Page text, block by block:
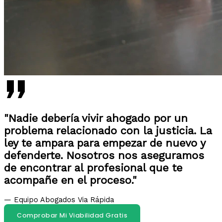
"Nadie debería vivir ahogado por un
problema relacionado con la justicia. La
ley te ampara para empezar de nuevo y
defenderte. Nosotros nos aseguramos
de encontrar al profesional que te
acompañe en el proceso."
— Equipo Abogados Via Rápida
Comprobar Mi Viabilidad Gratis